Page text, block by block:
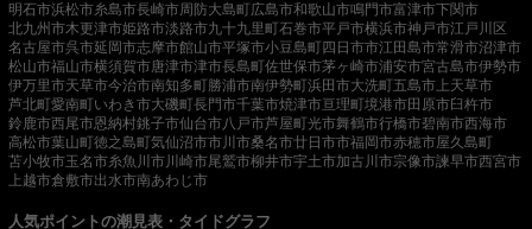
明石市浜松市糸島市長崎市周防大島町広島市和歌山市鳴門市富津市下関市
北九州市木更津市姫路市淡路市九十九里町石巻市平戸市横浜市神戸市江戸川区
名古屋市呉市延岡市志摩市館山市平塚市小豆島町四日市市江田島市常滑市沼津市
松山市福山市横須賀市唐津市津市長島町佐世保市茅ヶ崎市浦安市宮古島市伊勢市
伊万里市天草市今治市南知多町勝浦市南伊勢町浜田市大洗町五島市 上天草市
芦北町愛南町いわき市大磯町長門市千葉市焼津市亘理町境港市田原市臼杵市
鈴鹿市西尾市恩納村銚子市仙台市八戸市芦屋町光市舞鶴市行橋市碧南市西海市
高松市葉山町徳之島町気仙沼市市川市桑名市廿日市市福岡市赤穂市屋久島町
苫小牧市玉名市糸魚川市川崎市尾鷲市柳井市宇土市加古川市宗像市諫早市西宮市
上越市倉敷市出水市南あわじ市
人気ポイントの潮見表・タイドグラフ